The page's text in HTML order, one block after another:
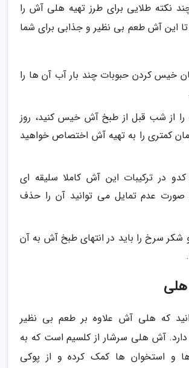
نکته طلایی برای طرز تهیه هلی آش را
این آش طعم بی نظیر و جذابی برای شما
خیس کردن حبوبات چند بار آب آن ها را
را از شب قبل از طبخ آش خیس کنید، روز
کمتری را به تهیه آش اختصاص خواهید
کدو در ترکیبات این آش کاملا سلیقه ای
عدم تمایل می توانید آن را حذف
شکر سرخ را باید در انتهای طبخ آش به آن
که هلی آش علاوه بر طعم بی نظیر
آش هلی سرشار از کلسیم است که به
و استخوان ها کمک کرده و از پوکی